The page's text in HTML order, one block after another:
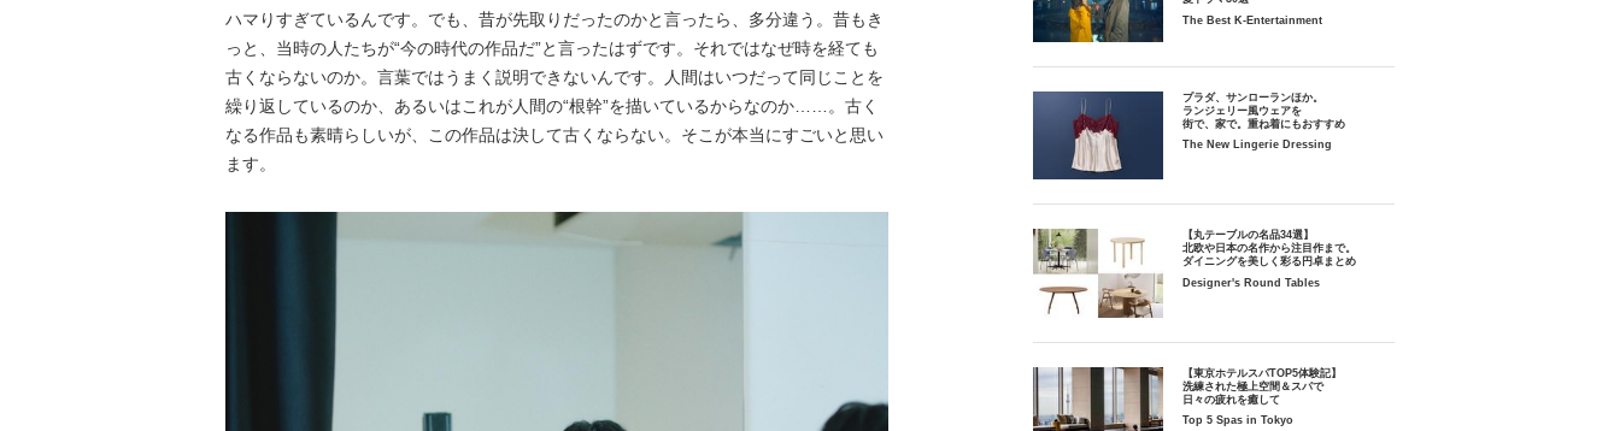
ハマりすぎているんです。でも、昔が先取りだったのかと言ったら、多分違う。昔もき
っと、当時の人たちが“今の時代の作品だ”と言ったはずです。それではなぜ時を経ても
古くならないのか。言葉ではうまく説明できないんです。人間はいつだって同じことを
繰り返しているのか、あるいはこれが人間の“根幹”を描いているからなのか……。古く
なる作品も素晴らしいが、この作品は決して古くならない。そこが本当にすごいと思い
ます。
The Best K-Entertainment
プラダ、サンローランほか。
ランジェリー風ウェアを
街で、家で。重ね着にもおすすめ
The New Lingerie Dressing
【丸テーブルの名品34選】
北欧や日本の名作から注目作まで。
ダイニングを美しく彩る円卓まとめ
Designer's Round Tables
【東京ホテルスパTOP5体験記】
洗練された極上空間＆スパで
日々の疲れを癒して
Top 5 Spas in Tokyo